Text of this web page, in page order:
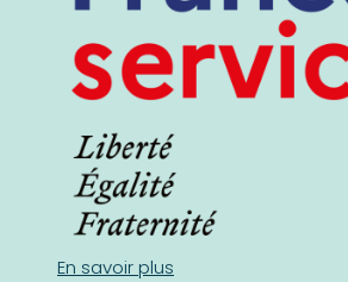
En savoir plus